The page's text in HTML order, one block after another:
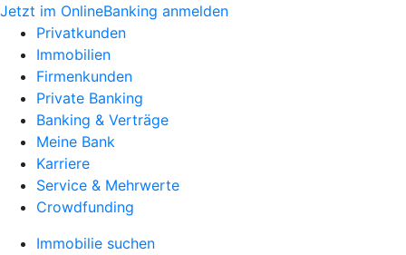
Jetzt im OnlineBanking anmelden
Privatkunden
Immobilien
Firmenkunden
Private Banking
Banking & Verträge
Meine Bank
Karriere
Service & Mehrwerte
Crowdfunding
Immobilie suchen